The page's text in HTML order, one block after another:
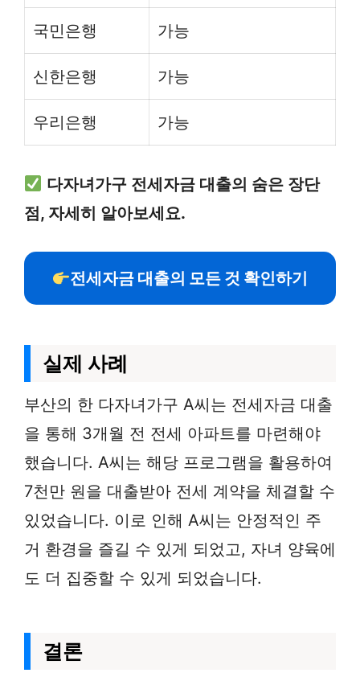
국민은행 가능
신한은행 가능
우리은행 가능
다자녀가구 전세자금 대출의 숨은 장단
점, 자세히 알아보세요.
전세자금 대출의 모든 것 확인하기
실제 사례
부산의 한 다자녀가구 A씨는 전세자금 대출
을 통해 3개월 전 전세 아파트를 마련해야
했습니다. A씨는 해당 프로그램을 활용하여
7천만 원을 대출받아 전세 계약을 체결할 수
있었습니다. 이로 인해 A씨는 안정적인 주
거 환경을 즐길 수 있게 되었고, 자녀 양육에
도 더 집중할 수 있게 되었습니다.
결론